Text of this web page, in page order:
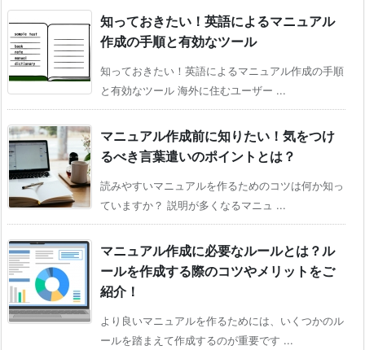
知っておきたい！英語によるマニュアル
作成の手順と有効なツール
知っておきたい！英語によるマニュアル作成の手順
と有効なツール 海外に住むユーザー ...
マニュアル作成前に知りたい！気をつけ
るべき言葉遣いのポイントとは？
読みやすいマニュアルを作るためのコツは何か知っ
ていますか？ 説明が多くなるマニュ ...
マニュアル作成に必要なルールとは？ル
ールを作成する際のコツやメリットをご
紹介！
より良いマニュアルを作るためには、いくつかのル
ールを踏まえて作成するのが重要です ...